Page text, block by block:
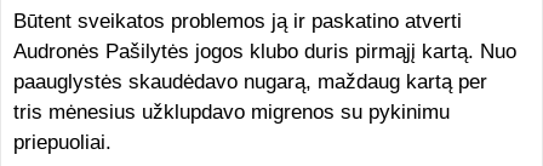
Būtent sveikatos problemos ją ir paskatino atverti
Audronės Pašilytės jogos klubo duris pirmąjį kartą. Nuo
paauglystės skaudėdavo nugarą, maždaug kartą per
tris mėnesius užklupdavo migrenos su pykinimu
priepuoliai.